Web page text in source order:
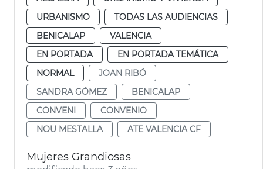
URBANISMO
TODAS LAS AUDIENCIAS
BENICALAP
VALENCIA
EN PORTADA
EN PORTADA TEMÁTICA
NORMAL
JOAN RIBÓ
SANDRA GÓMEZ
BENICALAP
CONVENI
CONVENIO
NOU MESTALLA
ATE VALENCIA CF
Mujeres Grandiosas